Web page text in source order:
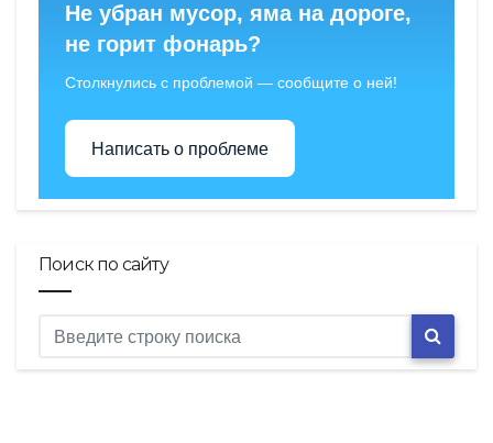
Не убран мусор, яма на дороге,
не горит фонарь?
Столкнулись с проблемой — сообщите о ней!
Написать о проблеме
Поиск по сайту